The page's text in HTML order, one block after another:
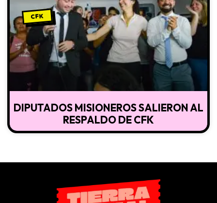
CFK
DIPUTADOS MISIONEROS SALIERON AL
RESPALDO DE CFK